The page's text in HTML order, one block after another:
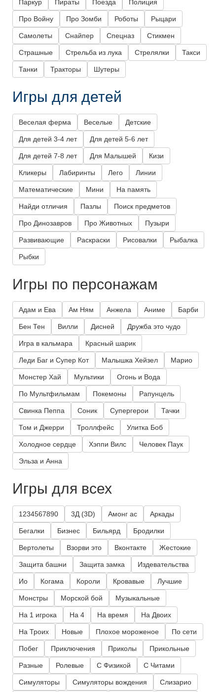
Паркур Пираты Поезда Полиция
Про Войну Про Зомби Роботы Рыцари
Самолеты Снайпер Спецназ Стикмен
Страшные Стрельба из лука Стрелялки Такси
Танки Тракторы Шутеры
Игры для детей
Веселая ферма Веселые Детские
Для детей 3-4 лет Для детей 5-6 лет
Для детей 7-8 лет Для Малышей Кизи
Кликеры Лабиринты Лего Линии
Математические Мини На память
Найди отличия Пазлы Поиск предметов
Про Динозавров Про Животных Пузыри
Развивающие Раскраски Рисовалки Рыбалка
Рыбки
Игры по персонажам
Адам и Ева Ам Ням Анжела Аниме Барби
Бен Тен Вилли Дисней Дружба это чудо
Игра в кальмара Красный шарик
Леди Баг и Супер Кот Малышка Хейзел Марио
Монстер Хай Мультики Огонь и Вода
По Мультфильмам Покемоны Рапунцель
Свинка Пеппа Соник Супергерои Тачки
Том и Джерри Троллфейс Улитка Боб
Холодное сердце Хэппи Вилс Человек Паук
Эльза и Анна
Игры для всех
1234567890 3Д (3D) Амонг ас Аркады
Бегалки Бизнес Бильярд Бродилки
Вертолеты Взорви это Вконтакте Жестокие
Защита башни Защита замка Издевательства
Ио Когама Короли Кровавые Лучшие
Монстры Морской бой Музыкальные
На 1 игрока На 4 На время На Двоих
На Троих Новые Плохое мороженое По сети
Побег Приключения Приколы Прикольные
Разные Ролевые С Физикой С Читами
Симуляторы Симуляторы вождения Слизарио